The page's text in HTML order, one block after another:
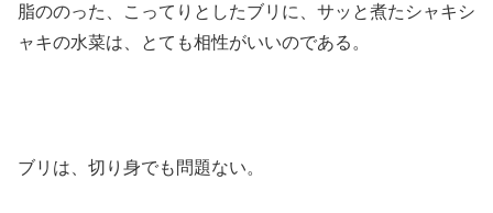
脂ののった、こってりとしたブリに、サッと煮たシャキシ
ャキの水菜は、とても相性がいいのである。
ブリは、切り身でも問題ない。